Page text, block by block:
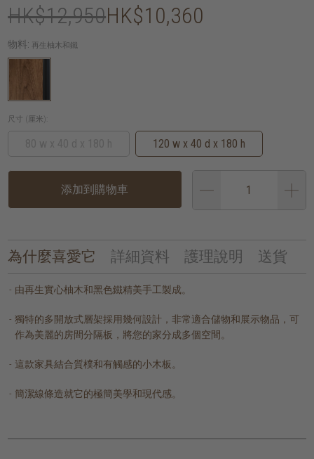
HK$12,950HK$10,360
物料: 再生柚木和鐵
尺寸 (厘米):
120 w x 40 d x 180 h
添加到購物車
為什麼喜愛它 詳細資料 護理說明 送貨
由再生實心柚木和黑色鐵精美手工製成。
獨特的多開放式層架採用幾何設計，非常適合儲物和展示物品，可
作為美麗的房間分隔板，將您的家分成多個空間。
這款家具結合質樸和有觸感的小木板。
簡潔線條造就它的極簡美學和現代感。